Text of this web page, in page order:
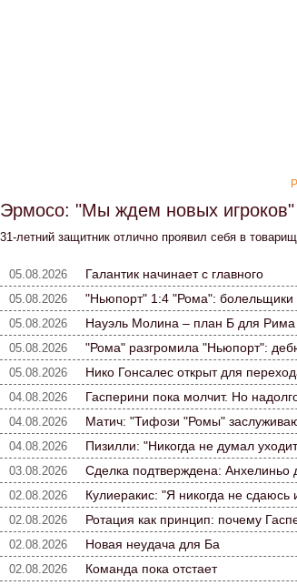
Эрмосо: "Мы ждем новых игроков"
31-летний защитник отлично проявил себя в
05.08.2026 Галантик начинает с главного
05.08.2026 "Ньюпорт" 1:4 "Рома": болельщики
05.08.2026 Науэль Молина – план Б для Рима
05.08.2026 "Рома" разгромила "Ньюпорт":
05.08.2026 Нико Гонсалес открыт для
04.08.2026 Гасперини пока молчит. Но
04.08.2026 Матич: "Тифози "Ромы"
04.08.2026 Пизилли: "Никогда не думал
03.08.2026 Сделка подтверждена: Анхелиньо
02.08.2026 Кулиеракис: "Я никогда не сдаюсь
02.08.2026 Ротация как принцип: почему
02.08.2026 Новая неудача для Ба
02.08.2026 Команда пока отстает